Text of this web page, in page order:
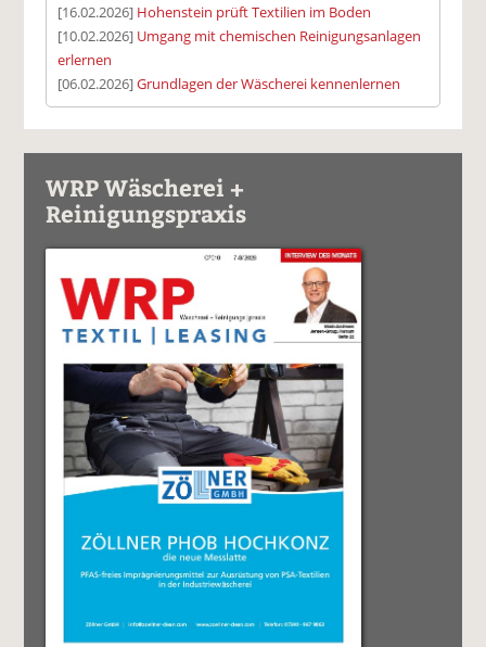
[16.02.2026] Hohenstein prüft Textilien im Boden
[10.02.2026] Umgang mit chemischen Reinigungsanlagen
erlernen
[06.02.2026]Grundlagen der Wäscherei kennenlernen
WRP Wäscherei +
Reinigungspraxis